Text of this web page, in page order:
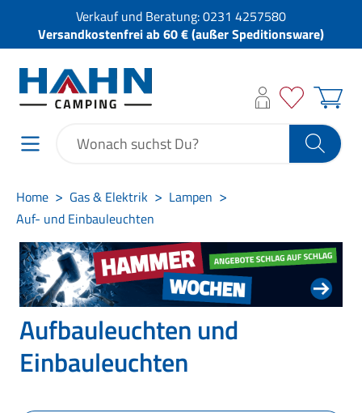
Verkauf und Beratung:0231 4257580
Versandkostenfrei ab 60 € (außer Speditionsware)
Home Gas & Elektrik
Lampen
Auf- und Einbauleuchten
Aufbauleuchten und
Einbauleuchten